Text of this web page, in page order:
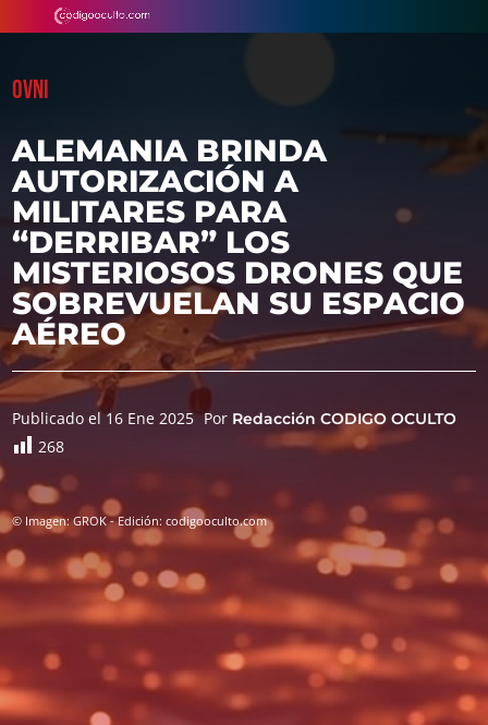
OVNI
ALEMANIA BRINDA
AUTORIZACIÓN A
MILITARES PARA
“DERRIBAR” LOS
MISTERIOSOS DRONES QUE
SOBREVUELAN SU ESPACIO
AÉREO
Publicado el 16 Ene 2025 Por Redacción CODIGO OCULTO
268
© Imagen: GROK - Edición: codigooculto.com